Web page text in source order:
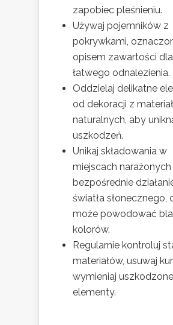
zapobiec pleśnieniu.
Używaj pojemników z
pokrywkami,
opisem zawartości dla
łatwego odnalezienia.
Oddzielaj delikatne
od dekoracji z
naturalnych, aby
uszkodzeń.
Unikaj składowania w
miejscach narażonych
bezpośrednie
światła słonecznego,
może powodować
kolorów.
Regularnie kontroluj
materiałów, usuwaj
wymieniaj uszkodzone
elementy.